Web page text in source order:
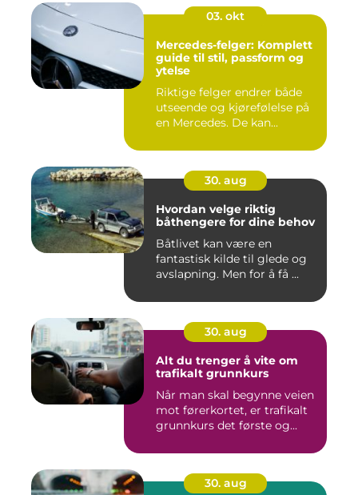
03. okt
Mercedes-felger: Komplett
guide til stil, passform og
ytelse
Riktige felger endrer både
utseende og kjørefølelse på
en Mercedes. De kan...
30. aug
Hvordan velge riktig
båthengere for dine behov
Båtlivet kan være en
fantastisk kilde til glede og
avslapning. Men for å få ...
30. aug
Alt du trenger å vite om
trafikalt grunnkurs
Når man skal begynne veien
mot førerkortet, er trafikalt
grunnkurs det første og...
30. aug